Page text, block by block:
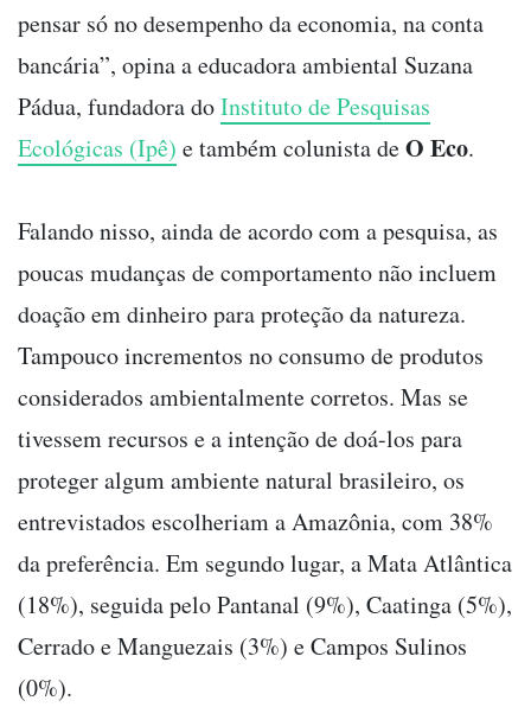
pensar só no desempenho da economia, na conta
bancária”, opina a educadora ambiental Suzana
Pádua, fundadora doInstituto de Pesquisas
Ecológicas (Ipê) e também colunista deO Eco.
Falando nisso, ainda de acordo com a pesquisa, as
poucas mudanças de comportamento não incluem
doação em dinheiro para proteção da natureza.
Tampouco incrementos no consumo de produtos
considerados ambientalmente corretos. Mas se
tivessem recursos e a intenção de doá-los para
proteger algum ambiente natural brasileiro, os
entrevistados escolheriam a Amazônia, com 38%
da preferência. Em segundo lugar, a Mata Atlântica
(18%), seguida pelo Pantanal (9%), Caatinga (5%),
Cerrado e Manguezais (3%) e Campos Sulinos
(0%).